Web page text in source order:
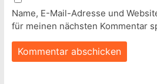
Name, E-Mail-Adresse und
für meinen nächsten Kommentar